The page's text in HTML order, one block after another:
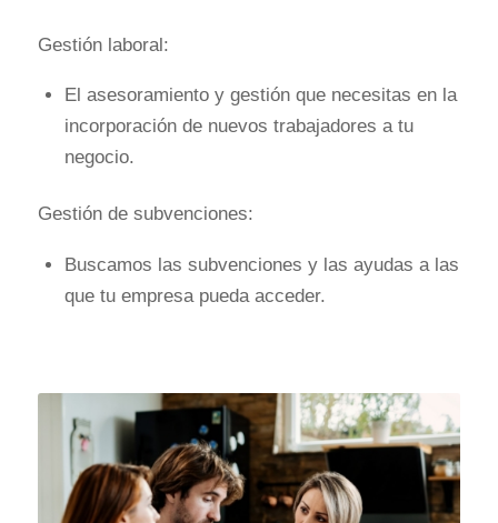
Gestión laboral:
El asesoramiento y gestión que necesitas en la
incorporación de nuevos trabajadores a tu
negocio.
Gestión de subvenciones:
Buscamos las subvenciones y las ayudas a las
que tu empresa pueda acceder.